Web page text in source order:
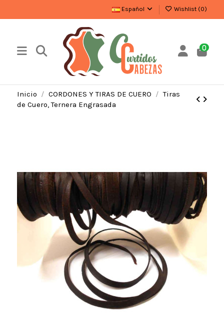
Español Wishlist (0)
0
Inicio CORDONES Y TIRAS DE CUERO
Tiras
de Cuero, Ternera Engrasada